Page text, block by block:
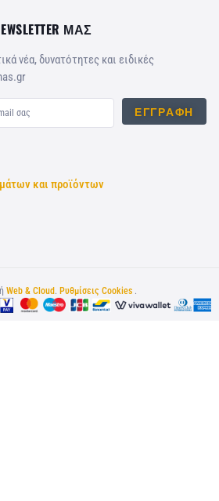
ΜΑΣ
νέα, δυνατότητες και ειδικές
ΕΓΓΡΑΦΉ
και προϊόντων
Web & Cloud . Ρυθμίσεις Cookies .